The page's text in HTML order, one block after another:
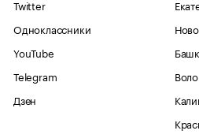
Twitter
Одноклассники
YouTube
Telegram
Дзен